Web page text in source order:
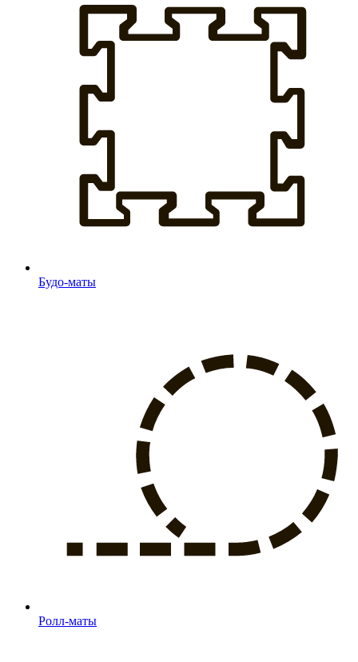
Будо-маты
Ролл-маты